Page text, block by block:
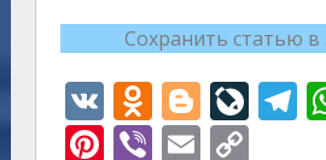
Сохранить статью в
V
K
O
d
Bl
o
Li
v
T
Pi Vi E C